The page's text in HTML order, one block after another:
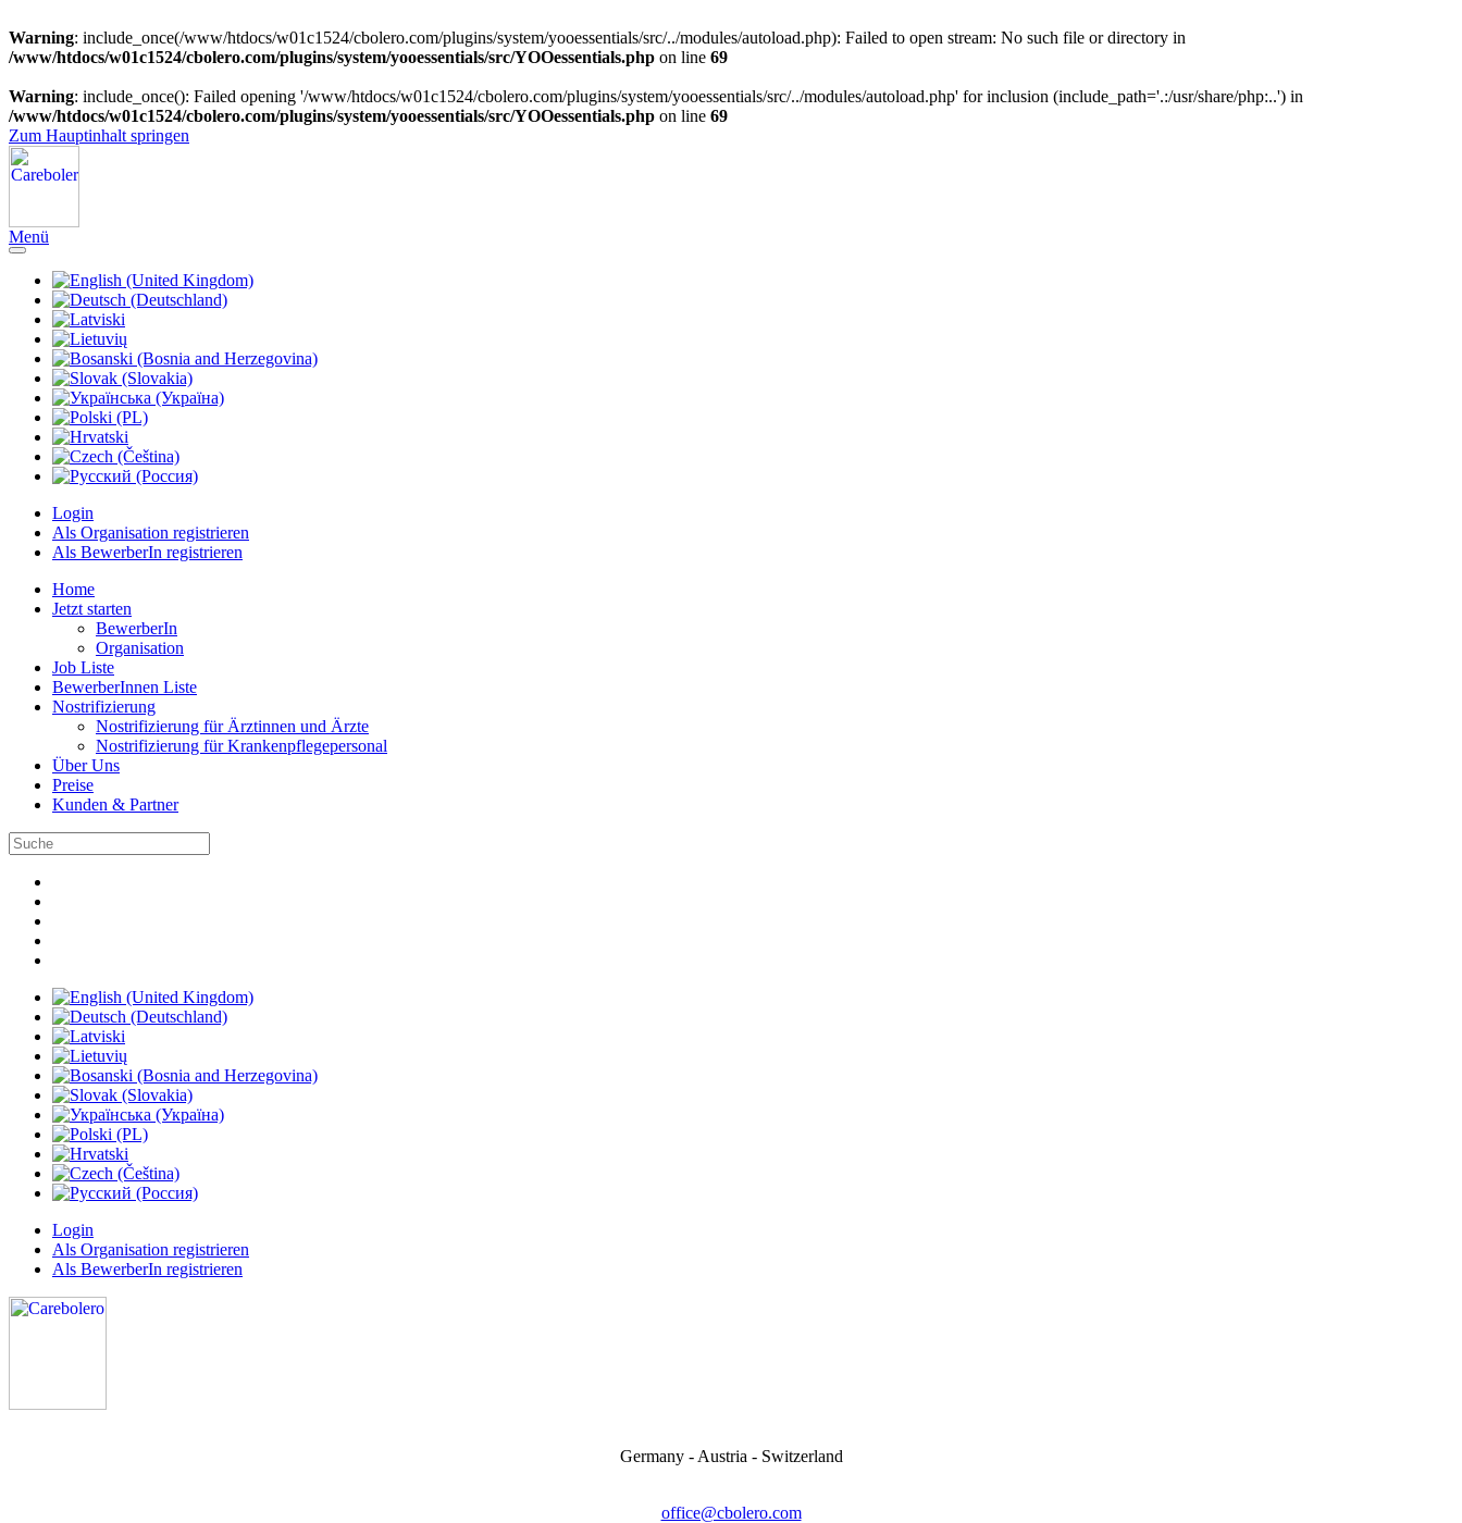
Warning: include_once(/www/htdocs/w01c1524/cbolero.com/plugins/system/yooessentials/src/../modules/autoload.php): Failed to open stream: No such file or directory in
/www/htdocs/w01c1524/cbolero.com/plugins/system/yooessentials/src/YOOessentials.php on line 69
Warning: include_once(): Failed opening '/www/htdocs/w01c1524/cbolero.com/plugins/system/yooessentials/src/../modules/autoload.php' for inclusion (include_path='.:/usr/share/php:..') in
/www/htdocs/w01c1524/cbolero.com/plugins/system/yooessentials/src/YOOessentials.php on line 69
Zum Hauptinhalt springen
Menü
Login
Als Organisation registrieren
Als BewerberIn registrieren
Home
Jetzt starten
BewerberIn
Organisation
Job Liste
BewerberInnen Liste
Nostrifizierung
Nostrifizierung für Ärztinnen und Ärzte
Nostrifizierung für Krankenpflegepersonal
Über Uns
Preise
Kunden & Partner
Login
Als Organisation registrieren
Als BewerberIn registrieren
Germany - Austria - Switzerland
office@cbolero.com